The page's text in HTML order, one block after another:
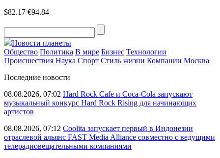
$82.17 €94.84
Новости планеты
Общество Политика В мире Бизнес Технологии
Происшествия Наука Спорт Стиль жизни Компании Москва
Последние новости
08.08.2026, 07:02 Hard Rock Cafe и Coca-Cola запускают
музыкальный конкурс Hard Rock Rising для начинающих
артистов
08.08.2026, 07:12 Coolita запускает первый в Индонезии
отраслевой альянс FAST Media Alliance совместно с ведущими
телерадиовещательными компаниями